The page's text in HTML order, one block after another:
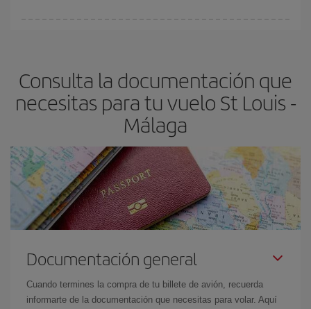
avión más baratos te saldrán. Además, si buscas los vuelos con
las fechas y los horarios del viaje un poco abiertos, podráselegir
el precio más barato.
Consulta la documentación que
necesitas para tu vuelo St Louis -
Málaga
Documentación general
Cuando termines la compra de tu billete de avión, recuerda
informarte de la documentación que necesitas para volar. Aquí